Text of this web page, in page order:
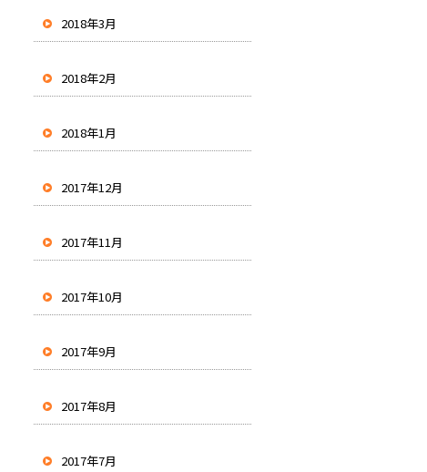
2018年3月
2018年2月
2018年1月
2017年12月
2017年11月
2017年10月
2017年9月
2017年8月
2017年7月